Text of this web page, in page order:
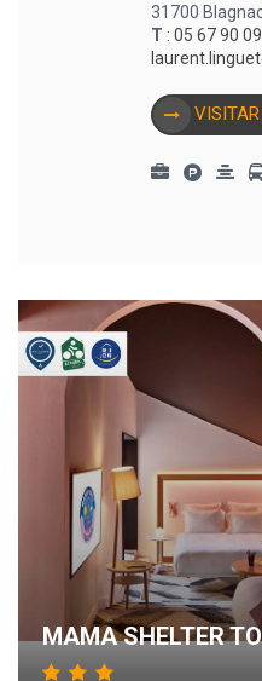
31700
T : 05 67 90
MAMA SHELTER